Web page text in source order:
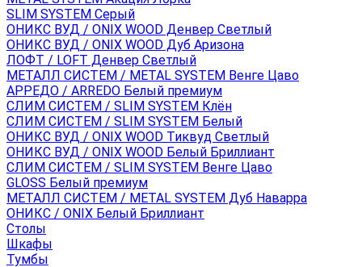
SLIM SYSTEM Серый
ОНИКС ВУД / ONIX WOOD Денвер Светлый
ОНИКС ВУД / ONIX WOOD Дуб Аризона
ЛОФТ / LOFT Денвер Светлый
МЕТАЛЛ СИСТЕМ / METAL SYSTEM Венге Цаво
АРРЕДО / ARREDO Белый премиум
СЛИМ СИСТЕМ / SLIM SYSTEM Клён
СЛИМ СИСТЕМ / SLIM SYSTEM Белый
ОНИКС ВУД / ONIX WOOD Тиквуд Светлый
ОНИКС ВУД / ONIX WOOD Белый Бриллиант
СЛИМ СИСТЕМ / SLIM SYSTEM Венге Цаво
GLOSS Белый премиум
МЕТАЛЛ СИСТЕМ / METAL SYSTEM Дуб Наварра
ОНИКС / ONIX Белый Бриллиант
Столы
Шкафы
Тумбы